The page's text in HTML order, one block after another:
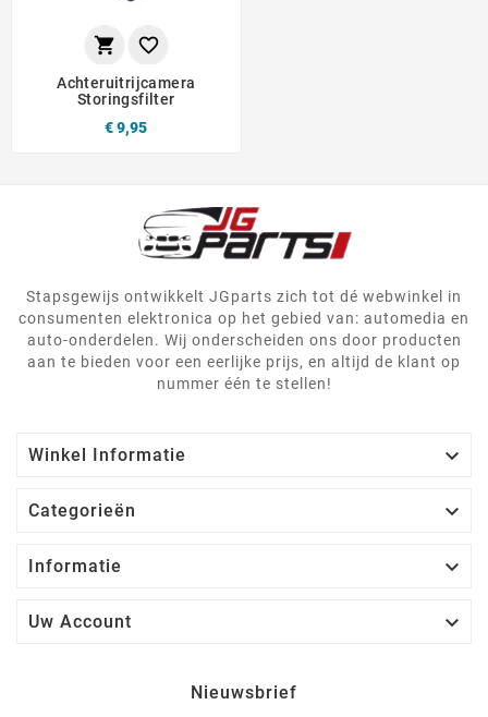
 
Achteruitrijcamera
Storingsfilter
€ 9,95
Stapsgewijs ontwikkelt JGparts zich tot dé webwinkel in
consumenten elektronica op het gebied van: automedia en
auto-onderdelen. Wij onderscheiden ons door producten
aan te bieden voor een eerlijke prijs, en altijd de klant op
nummer één te stellen!
Winkel Informatie 
Categorieën 
Informatie 
Uw Account 
Nieuwsbrief